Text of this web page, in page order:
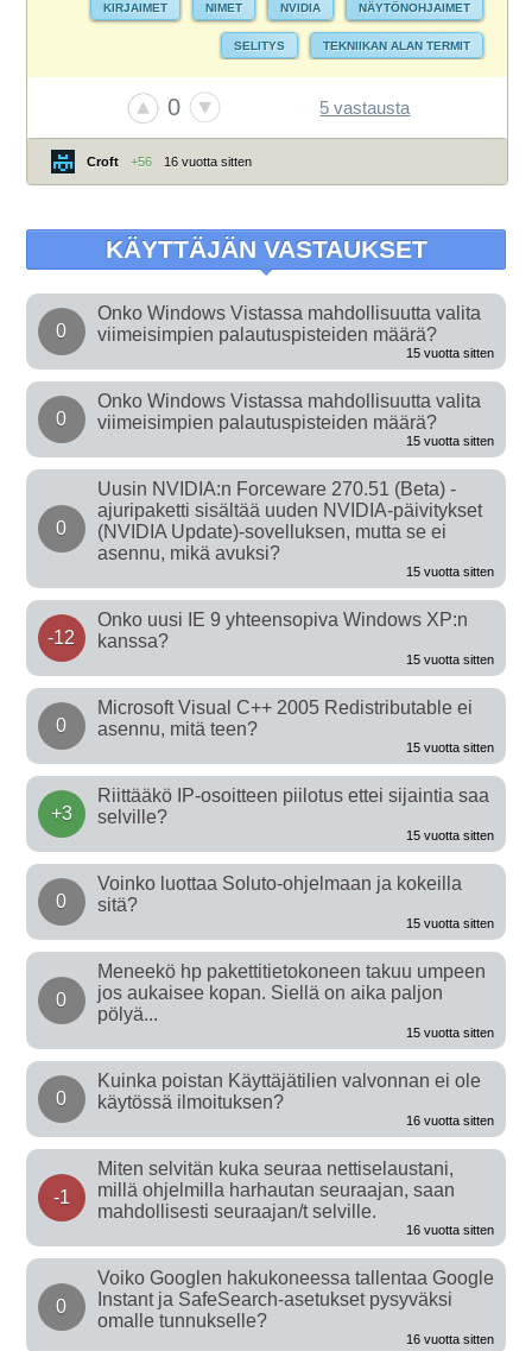
KIRJAIMET NIMET NVIDIA NÄYTÖNOHJAIMET
SELITYS TEKNIIKAN ALAN TERMIT
0 5 vastausta
Croft +56 16 vuotta sitten
KÄYTTÄJÄN VASTAUKSET
0
Onko Windows Vistassa mahdollisuutta valita
viimeisimpien palautuspisteiden määrä?
15 vuotta sitten
0
Onko Windows Vistassa mahdollisuutta valita
viimeisimpien palautuspisteiden määrä?
15 vuotta sitten
0
Uusin NVIDIA:n Forceware 270.51 (Beta) -
ajuripaketti sisältää uuden NVIDIA-päivitykset
(NVIDIA Update)-sovelluksen, mutta se ei
asennu, mikä avuksi?
15 vuotta sitten
-12
Onko uusi IE 9 yhteensopiva Windows XP:n
kanssa?
15 vuotta sitten
0
Microsoft Visual C++ 2005 Redistributable ei
asennu, mitä teen?
15 vuotta sitten
+3
Riittääkö IP-osoitteen piilotus ettei sijaintia saa
selville?
15 vuotta sitten
0
Voinko luottaa Soluto-ohjelmaan ja kokeilla
sitä?
15 vuotta sitten
0
Meneekö hp pakettitietokoneen takuu umpeen
jos aukaisee kopan. Siellä on aika paljon
pölyä...
15 vuotta sitten
0
Kuinka poistan Käyttäjätilien valvonnan ei ole
käytössä ilmoituksen?
16 vuotta sitten
-1
Miten selvitän kuka seuraa nettiselaustani,
millä ohjelmilla harhautan seuraajan, saan
mahdollisesti seuraajan/t selville.
16 vuotta sitten
0
Voiko Googlen hakukoneessa tallentaa Google
Instant ja SafeSearch-asetukset pysyväksi
omalle tunnukselle?
16 vuotta sitten